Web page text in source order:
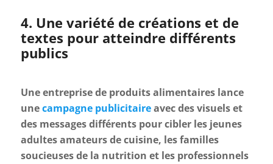
4. Une variété de créations et de
textes pour atteindre différents
publics
Une entreprise de produits alimentaires lance
unecampagne publicitaireavec des visuels et
des messages différents pour cibler les jeunes
adultes amateurs de cuisine, les familles
soucieuses de la nutrition et les professionnels